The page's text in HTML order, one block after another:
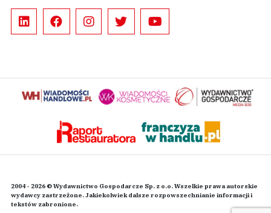
2004 - 2026 © Wydawnictwo Gospodarcze Sp. z o.o. Wszelkie prawa autorskie
wydawcy zastrzeżone. Jakiekolwiek dalsze rozpowszechnianie informacji i
tekstów zabronione.